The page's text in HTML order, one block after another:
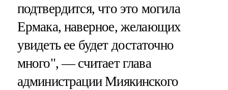
подтвердится, что это могила
Ермака, наверное, желающих
увидеть ее будет достаточно
много", — считает глава
администрации Миякинского